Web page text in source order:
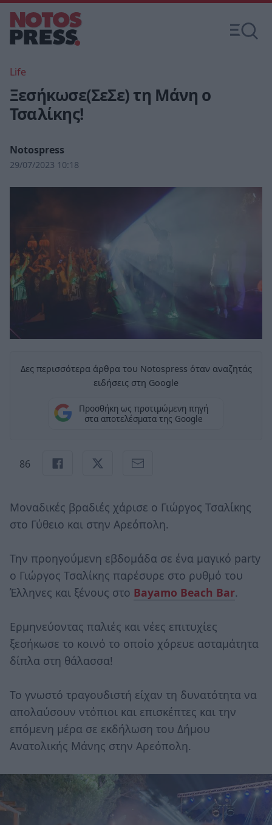
Life
Ξεσήκωσε(ΣεΣε) τη Μάνη ο
Τσαλίκης!
Notospress
29/07/2023 10:18
Δες περισσότερα άρθρα του Notospress όταν αναζητάς
ειδήσεις στη Google
Προσθήκη ως προτιμώμενη πηγή
στα αποτελέσματα της Google
86
Μοναδικές βραδιές χάρισε ο Γιώργος Τσαλίκης
στο Γύθειο και στην Αρεόπολη.
Την προηγούμενη εβδομάδα σε ένα μαγικό party
ο Γιώργος Τσαλίκης παρέσυρε στο ρυθμό του
Έλληνες και ξένους στο Bayamo Beach Bar.
Ερμηνεύοντας παλιές και νέες επιτυχίες
ξεσήκωσε το κοινό το οποίο χόρευε ασταμάτητα
δίπλα στη θάλασσα!
Το γνωστό τραγουδιστή είχαν τη δυνατότητα να
απολαύσουν ντόπιοι και επισκέπτες και την
επόμενη μέρα σε εκδήλωση του Δήμου
Ανατολικής Μάνης στην Αρεόπολη.